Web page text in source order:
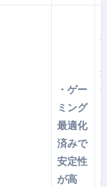
・ゲー
ミング
最適化
済みで
安定性
が高